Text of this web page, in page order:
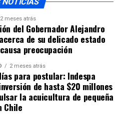
de la Escuela
han tenido
este 2026
2 meses atrás
del Gobernador Alejandro
de su delicado estado
preocupación
2 meses atrás
para postular: Indespa
de hasta $20 millones
la acuicultura de pequeña
Chile